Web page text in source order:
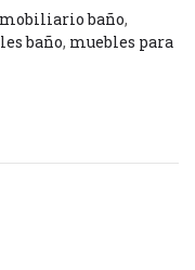
mobiliario baño,
baño, muebles para